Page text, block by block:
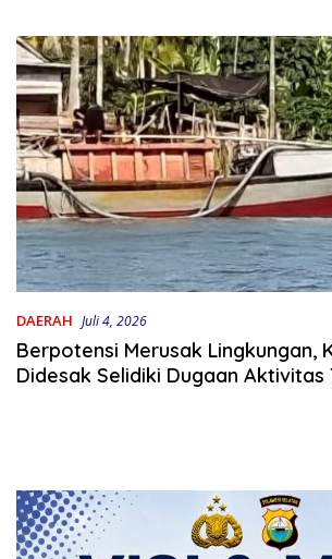
DAERAH Juli 4, 2026
Berpotensi Merusak Lingkungan,
Didesak Selidiki Dugaan Aktivitas